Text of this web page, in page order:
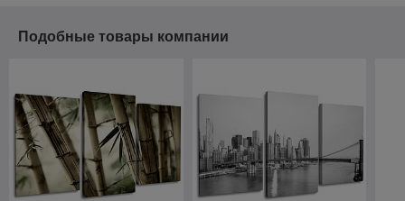
Подобные товары компании